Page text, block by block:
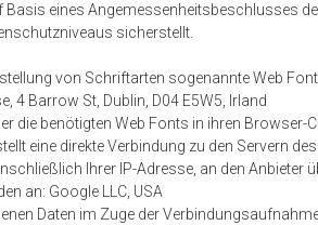
eines Angemessenheitsbeschlusses
sicherstellt.
von Schriftarten sogenannte Web
4 Barrow St, Dublin, D04 E5W5, Irland
die benötigten Web Fonts in ihren Browser-
eine direkte Verbindung zu den Servern
Ihrer IP-Adresse, an den Anbieter
an: Google LLC, USA
Daten im Zuge der